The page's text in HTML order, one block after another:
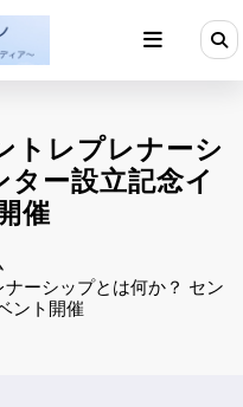
トレプレナーシ
ー設立記念イ
催
ナーシップとは何か？ セン
ント開催